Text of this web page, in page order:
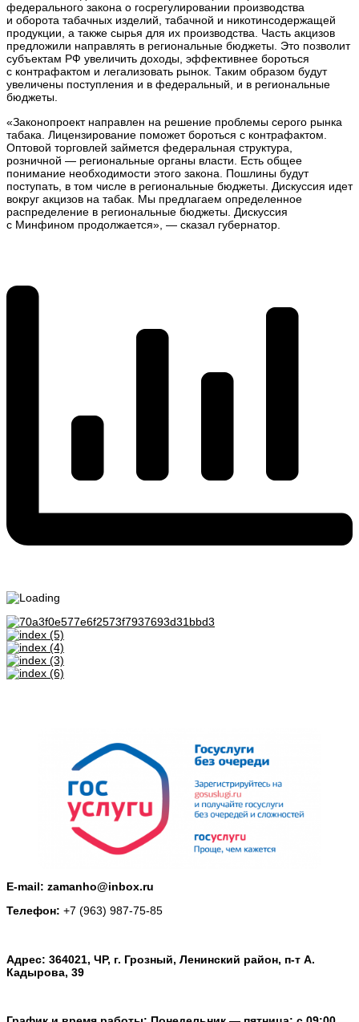
федерального закона о госрегулировании производства
и оборота табачных изделий, табачной и никотинсодержащей
продукции, а также сырья для их производства. Часть акцизов
предложили направлять в региональные бюджеты. Это позволит
субъектам РФ увеличить доходы, эффективнее бороться
с контрафактом и легализовать рынок. Таким образом будут
увеличены поступления и в федеральный, и в региональные
бюджеты.
«Законопроект направлен на решение проблемы серого рынка
табака. Лицензирование поможет бороться с контрафактом.
Оптовой торговлей займется федеральная структура,
розничной — региональные органы власти. Есть общее
понимание необходимости этого закона. Пошлины будут
поступать, в том числе в региональные бюджеты. Дискуссия идет
вокруг акцизов на табак. Мы предлагаем определенное
распределение в региональные бюджеты. Дискуссия
с Минфином продолжается», — сказал губернатор.
E-mail: zamanho@inbox.ru
Телефон: +7 (963) 987-75-85
Адрес: 364021, ЧР, г. Грозный, Ленинский район, п-т А.
Кадырова, 39